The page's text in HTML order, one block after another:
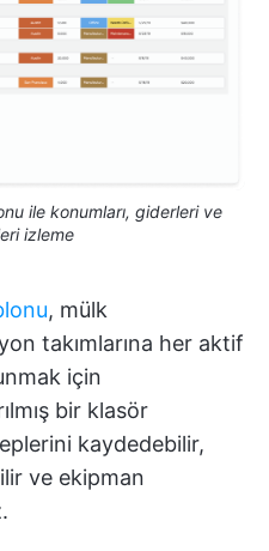
ile konumları, giderleri ve
izleme
, mülk
takımlarına her aktif
için
bir klasör
kaydedebilir,
ve ekipman